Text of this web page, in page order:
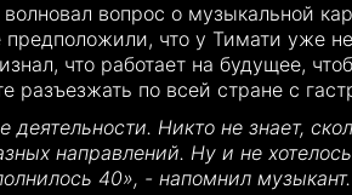
вопрос о музыкальной
что у Тимати уже
что работает на будущее,
разъезжать по всей стране с
Никто не знает,
направлений. Ну и не
40», - напомнил музыкант.